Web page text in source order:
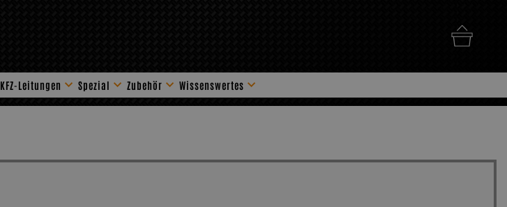
KFZ-Leitungen Spezial Zubehör
Stahlflex Zubehör
Wissenswertes